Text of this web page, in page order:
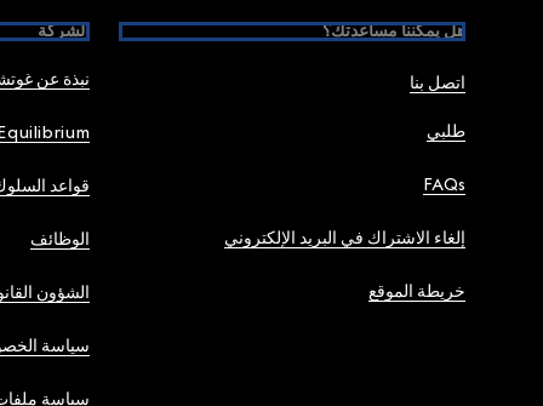
هل يمكننا مساعدتك؟
اتصل بنا
طلبي
FAQs
إلغاء الاشتراك في البريد الإلكتروني
خريطة الموقع
الشركة
نبذة عن
قواعد
الوظائف
الشؤون
سياسة
سياسة